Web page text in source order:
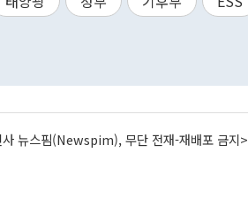
뉴스핌(Newspim), 무단 전재-재배포 금지>